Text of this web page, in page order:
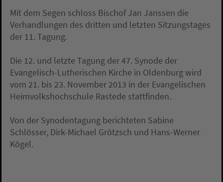
Mit dem Segen schloss Bischof Jan Janssen die
Verhandlungen des dritten und letzten Sitzungstages
der 11. Tagung.
Die 12. und letzte Tagung der 47. Synode der
Evangelisch-Lutherischen Kirche in Oldenburg wird
vom 21. bis 23. November 2013 in der Evangelischen
Heimvolkshochschule Rastede stattfinden.
Von der Synodentagung berichteten Sabine
Schlösser, Dirk-Michael Grötzsch und Hans-Werner
Kögel.